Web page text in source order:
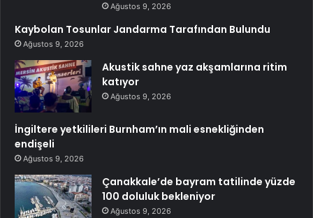
Ağustos 9, 2026
Kaybolan Tosunlar Jandarma Tarafından Bulundu
Ağustos 9, 2026
Akustik sahne yaz akşamlarına ritim
katıyor
Ağustos 9, 2026
İngiltere yetkilileri Burnham’ın mali esnekliğinden
endişeli
Ağustos 9, 2026
Çanakkale’de bayram tatilinde yüzde
100 doluluk bekleniyor
Ağustos 9, 2026